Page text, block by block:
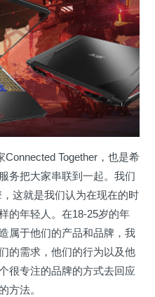
Connected Together，也是希
务把大家串联到一起。我们
这就是我们认为在现在的时
的年轻人。在18-25岁的年
属于他们的产品和品牌，我
的需求，他们的行为以及他
很专注的品牌的方式去回应
方法。